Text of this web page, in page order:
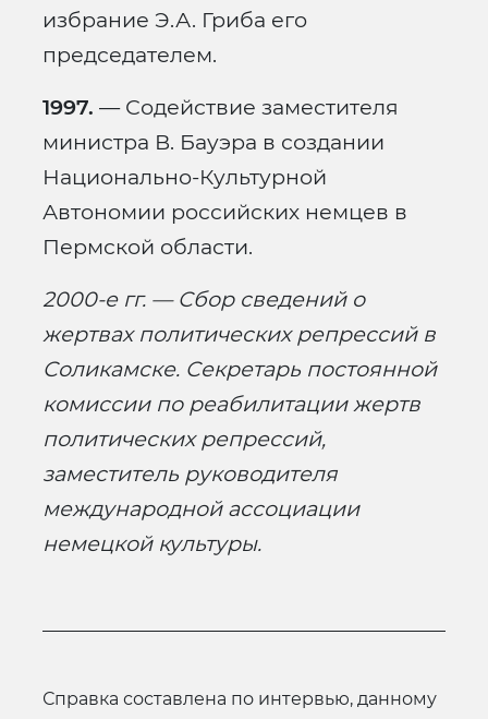
избрание Э.А. Гриба его
председателем.
1997. — Содействие заместителя
министра В. Бауэра в создании
Национально-Культурной
Автономии российских немцев в
Пермской области.
2000-е гг. — Сбор сведений о
жертвах политических репрессий в
Соликамске. Секретарь постоянной
комиссии по реабилитации жертв
политических репрессий,
заместитель руководителя
международной ассоциации
немецкой культуры.
Справка составлена по интервью, данному